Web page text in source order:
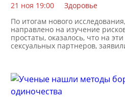
21 ноя 19:00
Здоровье
По итогам нового
направлено на изучение
простаты, оказалось, что на
сексуальных партнеров,